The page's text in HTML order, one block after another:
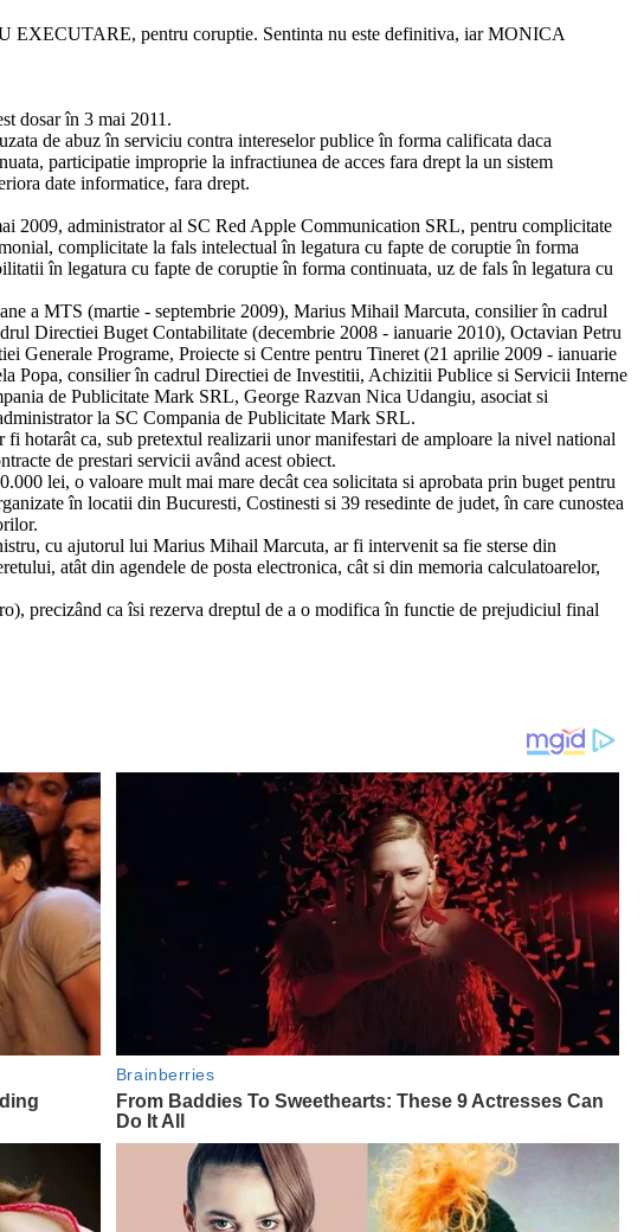
pentru coruptie. Sentinta nu este definitiva, iar MONICA
dosar în 3 mai 2011.
de abuz în serviciu contra intereselor publice în forma calificata daca
participatie improprie la infractiunea de acces fara drept la un sistem
date informatice, fara drept.
2009, administrator al SC Red Apple Communication SRL, pentru complicitate
complicitate la fals intelectual în legatura cu fapte de coruptie în forma
în legatura cu fapte de coruptie în forma continuata, uz de fals în legatura cu
a MTS (martie - septembrie 2009), Marius Mihail Marcuta, consilier în cadrul
Directiei Buget Contabilitate (decembrie 2008 - ianuarie 2010), Octavian Petru
Generale Programe, Proiecte si Centre pentru Tineret (21 aprilie 2009 - ianuarie
Popa, consilier în cadrul Directiei de Investitii, Achizitii Publice si Servicii Interne
de Publicitate Mark SRL, George Razvan Nica Udangiu, asociat si
la SC Compania de Publicitate Mark SRL.
ca, sub pretextul realizarii unor manifestari de amploare la nivel national
de prestari servicii având acest obiect.
lei, o valoare mult mai mare decât cea solicitata si aprobata prin buget pentru
în locatii din Bucuresti, Costinesti si 39 resedinte de judet, în care cunostea
cu ajutorul lui Marius Mihail Marcuta, ar fi intervenit sa fie sterse din
atât din agendele de posta electronica, cât si din memoria calculatoarelor,
precizând ca îsi rezerva dreptul de a o modifica în functie de prejudiciul final